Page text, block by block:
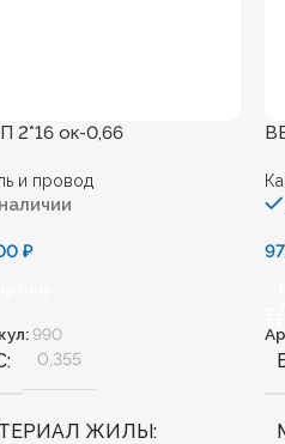
2*16 ок-0,66
и провод
₽
990
0,355
ЖИЛЫ